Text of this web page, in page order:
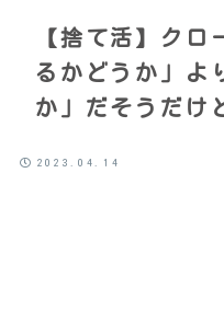
【捨て活】クロ
るかどうか」よ
か」だそうだけ
2023.04.14